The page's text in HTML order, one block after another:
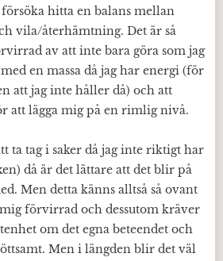
hitta en balans mellan
vila/återhämtning. Det är så
av att inte bara göra som jag
en massa då jag har energi (för
att jag inte håller då) och att
att lägga mig på en rimlig nivå.
ta tag i saker då jag inte riktigt har
då är det lättare att det blir på
Men detta känns alltså så ovant
förvirrad och dessutom kräver
om det egna beteendet och
Men i längden blir det väl